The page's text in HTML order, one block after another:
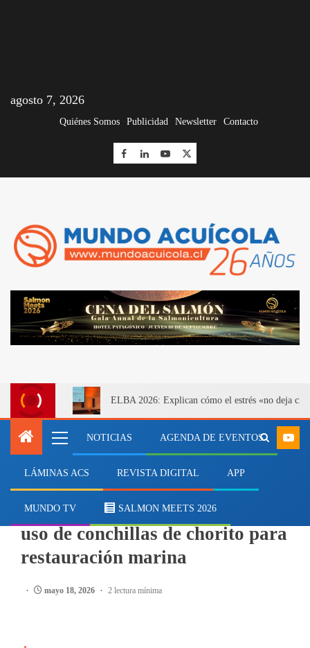
agosto 7, 2026
Quiénes Somos Publicidad Newsletter Contacto
ELBA 2026: Explican cómo el estrés «no deja
NOTICIAS AGENDA DE EVENTOS
LÁMINAS ACS REVISTA DIGITAL APP
MUNDO TV SALMON MEETS 2026
Seminario en Castro expondrá
uso de conchillas de chorito para
restauración marina
mayo 18, 2026 2 lectura mínima